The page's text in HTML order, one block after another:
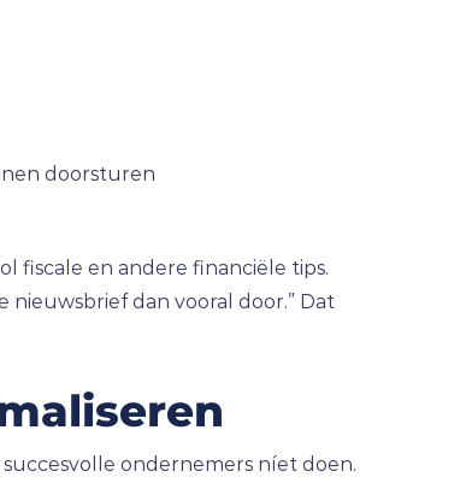
doorsturen
fiscale en andere financiële tips.
nieuwsbrief dan vooral door.” Dat
ondernemers níet doen.